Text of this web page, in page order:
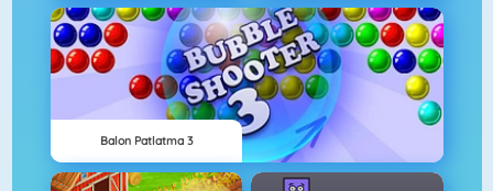
Balon Patlatma 3